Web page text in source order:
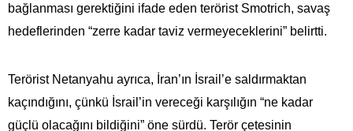
bağlanması gerektiğini ifade eden terörist Smotrich, savaş
hedeflerinden “zerre kadar taviz vermeyeceklerini” belirtti.
Terörist Netanyahu ayrıca, İran’ın İsrail’e saldırmaktan
kaçındığını, çünkü İsrail’in vereceği karşılığın “ne kadar
güçlü olacağını bildiğini” öne sürdü. Terör çetesinin